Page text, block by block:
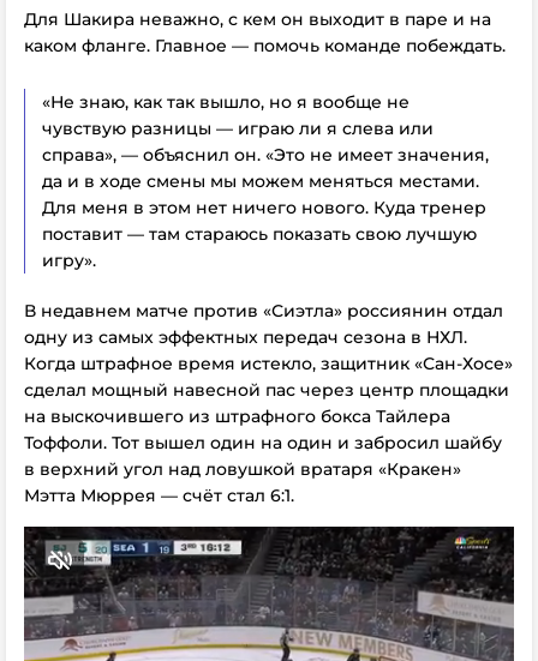
Для Шакира неважно, с кем он выходит в паре и на
каком фланге. Главное — помочь команде побеждать.
«Не знаю, как так вышло, но я вообще не
чувствую разницы — играю ли я слева или
справа», — объяснил он. «Это не имеет значения,
да и в ходе смены мы можем меняться местами.
Для меня в этом нет ничего нового. Куда тренер
поставит — там стараюсь показать свою лучшую
игру».
В недавнем матче против «Сиэтла» россиянин отдал
одну из самых эффектных передач сезона в НХЛ.
Когда штрафное время истекло, защитник «Сан-Хосе»
сделал мощный навесной пас через центр площадки
на выскочившего из штрафного бокса Тайлера
Тоффоли. Тот вышел один на один и забросил шайбу
в верхний угол над ловушкой вратаря «Кракен»
Мэтта Мюррея — счёт стал 6:1.